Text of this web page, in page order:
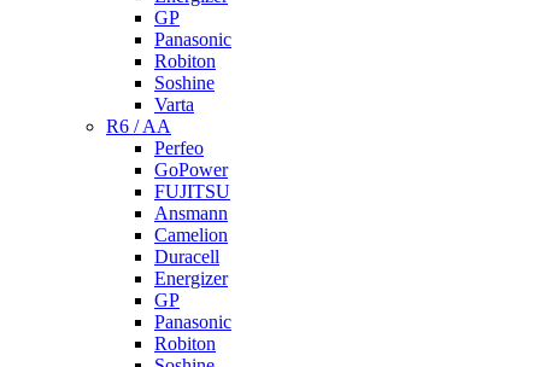
GP
Panasonic
Robiton
Soshine
Varta
R6 / AA
Perfeo
GoPower
FUJITSU
Ansmann
Camelion
Duracell
Energizer
GP
Panasonic
Robiton